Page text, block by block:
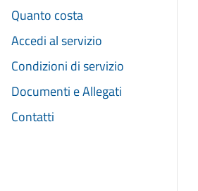
Quanto costa
Accedi al servizio
Condizioni di servizio
Documenti e Allegati
Contatti